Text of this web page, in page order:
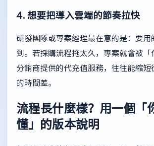
4. 想要把導入雲端的節奏拉快
研發團隊或專案經理最在意的是：要用
到。若採購流程拖太久，專案就會被「
分銷商提供的代充值服務，往往能縮短
的時間差。
流程長什麼樣？用一個「
懂」的版本說明